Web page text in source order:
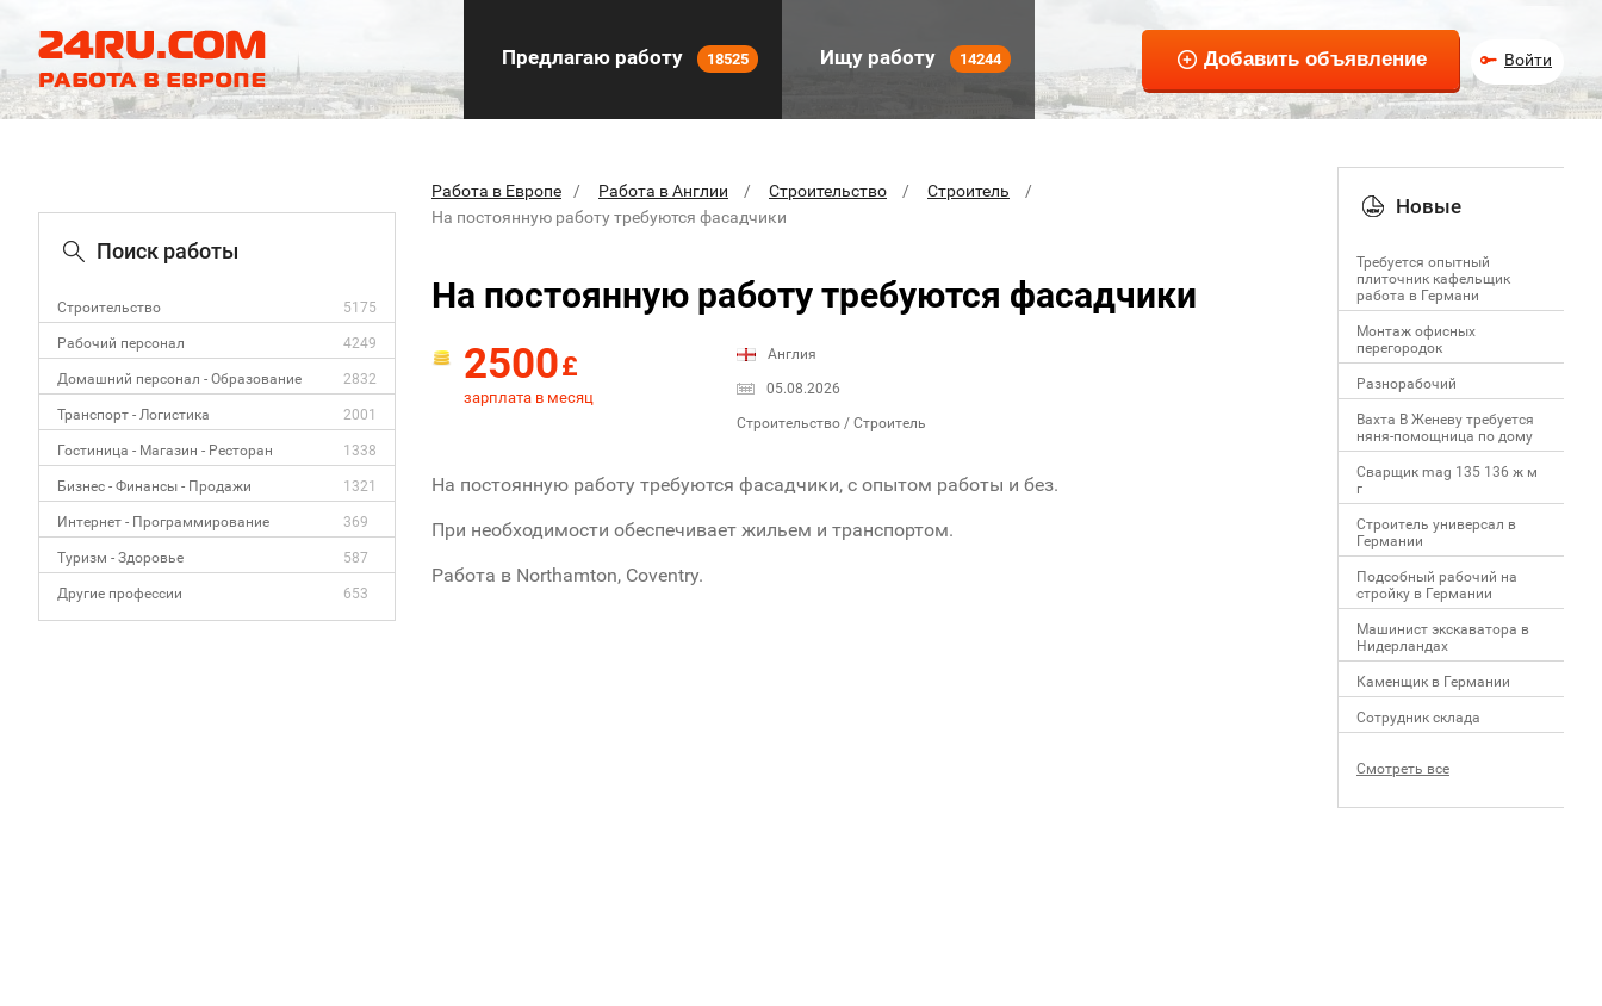
Предлагаю работу 18525 Ищу работу 14244 Войти
Поиск работы
Строительство 5175
Рабочий персонал 4249
Домашний персонал - Образование 2832
Транспорт - Логистика 2001
Гостиница - Магазин - Ресторан 1338
Бизнес - Финансы - Продажи 1321
Интернет - Программирование 369
Туризм - Здоровье 587
Другие профессии 653
Работа в Европе Работа в Англии Строительство
Строитель
На постоянную работу требуются фасадчики
На постоянную работу требуются фасадчики
2500£
зарплата в месяц
Англия
05.08.2026
Строительство / Строитель
На постоянную работу требуются фасадчики, с опытом работы и без.
При необходимости обеспечивает жильем и транспортом.
Работа в Northamton, Coventry.
Новые
Требуется опытный
плиточник кафельщик
работa в Германи
Mонтаж офисных
перегородок
Разнорабочий
Вахта В Женеву требуется
няня-помощница по дому
Сварщик mag 135 136 ж м
г
Строитель универсал в
Германии
Подсобный рабочий на
стройку в Германии
Машинист экскаватора в
Нидерландах
Каменщик в Германии
Сотрудник склада
Смотреть все